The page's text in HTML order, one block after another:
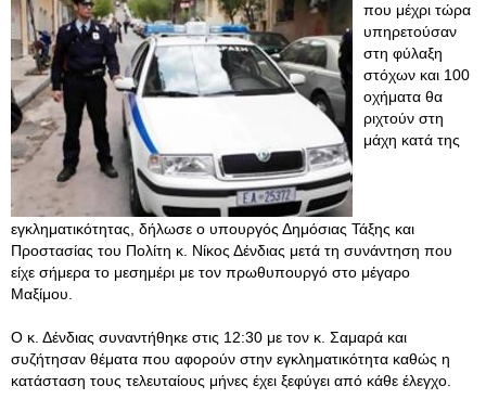
που μέχρι τώρα
υπηρετούσαν
στη φύλαξη
στόχων και 100
οχήματα θα
ριχτούν στη
μάχη κατά της
εγκληματικότητας, δήλωσε ο υπουργός Δημόσιας Τάξης και
Προστασίας του Πολίτη κ. Νίκος Δένδιας μετά τη συνάντηση που
είχε σήμερα το μεσημέρι με τον πρωθυπουργό στο μέγαρο
Μαξίμου.
Ο κ. Δένδιας συναντήθηκε στις 12:30 με τον κ. Σαμαρά και
συζήτησαν θέματα που αφορούν στην εγκληματικότητα καθώς η
κατάσταση τους τελευταίους μήνες έχει ξεφύγει από κάθε έλεγχο.